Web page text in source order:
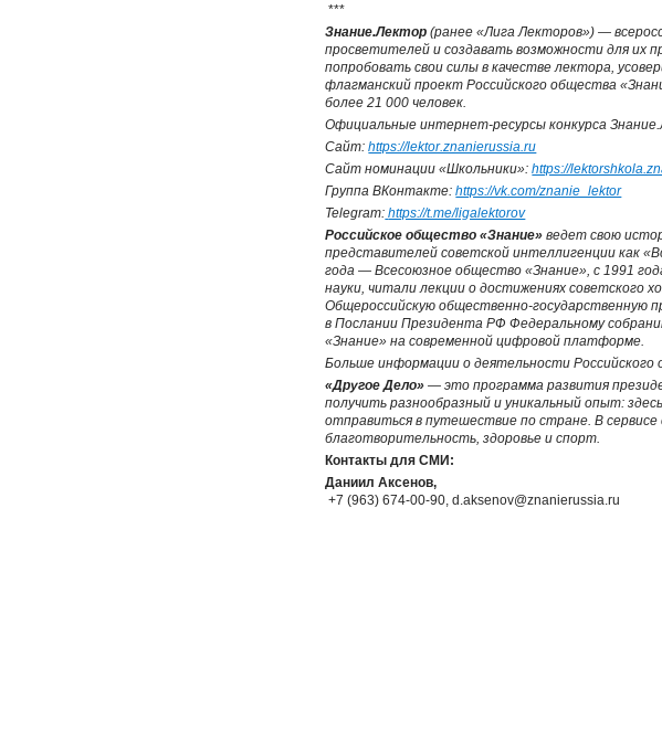
***
Знание.Лектор(ранее «Лига Лекторов») —
просветителей и создавать возможности для их
попробовать свои силы в качестве лектора,
флагманский проект Российского общества
более 21 000 человек.
Официальные интернет-ресурсы конкурса
Сайт:https://lektor.znanierussia.ru
Сайт номинации «Школьники»:https://
Группа ВКонтакте:https://vk.com/znanie_lektor
Telegram: https://t.me/ligalektorov
Российское общество «Знание» ведет свою
представителей советской интеллигенции как
года — Всесоюзное общество «Знание», с 1991
науки, читали лекции о достижениях советского
Общероссийскую общественно-государственную
в Послании Президента РФ Федеральному
«Знание» на современной цифровой платформе.
Больше информации о деятельности
«Другое Дело»— это программа развития
получить разнообразный и уникальный опыт:
отправиться в путешествие по стране. В сервисе
благотворительность, здоровье и спорт.
Контакты для СМИ:
Даниил Аксенов,
+7 (963) 674-00-90, d.aksenov@znanierussia.ru